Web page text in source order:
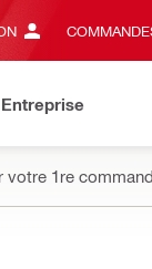
Entreprise
1re